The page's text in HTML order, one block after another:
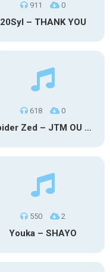
911 0
20Syl – THANK YOU
618 0
Spider Zed – JTM OU TG
550 2
Youka – SHAYO